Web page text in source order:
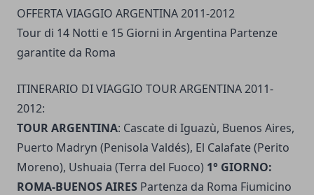
OFFERTA VIAGGIO ARGENTINA 2011-2012
Tour di 14 Notti e 15 Giorni in Argentina Partenze
garantite da Roma
ITINERARIO DI VIAGGIO TOUR ARGENTINA 2011-
2012:
TOUR ARGENTINA: Cascate di Iguazù, Buenos Aires,
Puerto Madryn (Penisola Valdés), El Calafate (Perito
Moreno), Ushuaia (Terra del Fuoco) 1° GIORNO:
ROMA-BUENOS AIRES Partenza da Roma Fiumicino